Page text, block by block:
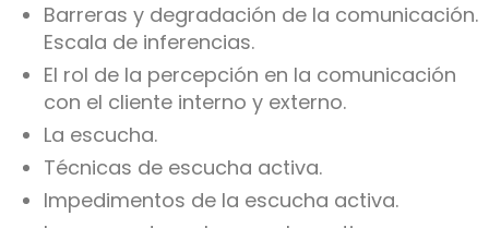
Barreras y degradación de la comunicación.
Escala de inferencias.
El rol de la percepción en la comunicación
con el cliente interno y externo.
La escucha.
Técnicas de escucha activa.
Impedimentos de la escucha activa.